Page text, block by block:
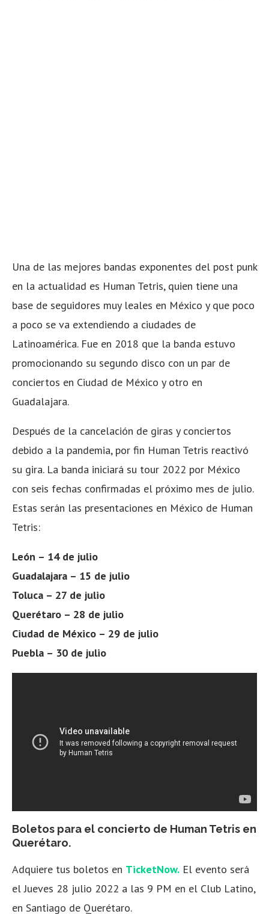
Una de las mejores bandas exponentes del post punk
en la actualidad es Human Tetris, quien tiene una
base de seguidores muy leales en México y que poco
a poco se va extendiendo a ciudades de
Latinoamérica. Fue en 2018 que la banda estuvo
promocionando su segundo disco con un par de
conciertos en Ciudad de México y otro en
Guadalajara.
Después de la cancelación de giras y conciertos
debido a la pandemia, por fin Human Tetris reactivó
su gira. La banda iniciará su tour 2022 por México
con seis fechas confirmadas el próximo mes de julio.
Estas serán las presentaciones en México de Human
Tetris:
León – 14 de julio
Guadalajara – 15 de julio
Toluca – 27 de julio
Querétaro – 28 de julio
Ciudad de México – 29 de julio
Puebla – 30 de julio
Boletos para el concierto de Human Tetris en
Querétaro.
Adquiere tus boletos en TicketNow. El evento será
el Jueves 28 julio 2022 a las 9 PM en el Club Latino,
en Santiago de Querétaro.